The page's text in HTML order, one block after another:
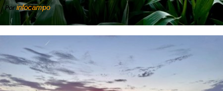
Porinfocampo